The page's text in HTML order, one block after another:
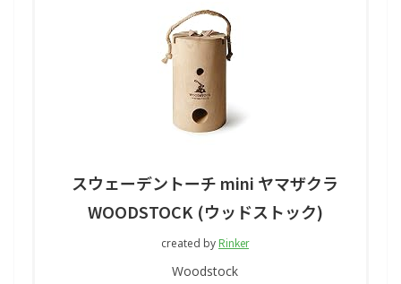
スウェーデントーチ mini ヤマザクラ
WOODSTOCK (ウッドストック)
created byRinker
Woodstock